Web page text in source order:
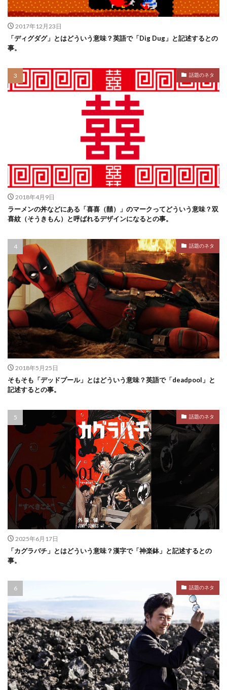
2017年12月23日
「ディグダグ」とはどういう意味？英語で「Dig Dug」と記述するとの
事。
話題のネタ
2018年4月9日
ラーメンの丼などにある「喜喜（囍）」のマークってどういう意味？双
喜紋（そうきもん）と呼ばれるデザインになるとの事。
話題のネタ
2018年5月25日
そもそも「デッドプール」とはどういう意味？英語で「deadpool」と
記述するとの事。
話題のネタ
2025年6月17日
「カグラバチ」とはどういう意味？漢字で「神楽鉢」と記述するとの
事。
話題のネタ